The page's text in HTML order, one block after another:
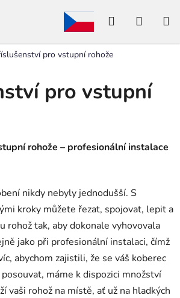
Hledat
pro vstupní rohože
pro vstupní
rohože – profesionální instalace
nikdy nebyly jednodušší. S
kroky můžete řezat, spojovat, lepit a
rohož tak, aby dokonale vyhovovala
jako při profesionální instalaci, čímž
abychom zajistili, že se váš koberec
máme k dispozici množství
vaši rohož na místě, ať už na hladkých